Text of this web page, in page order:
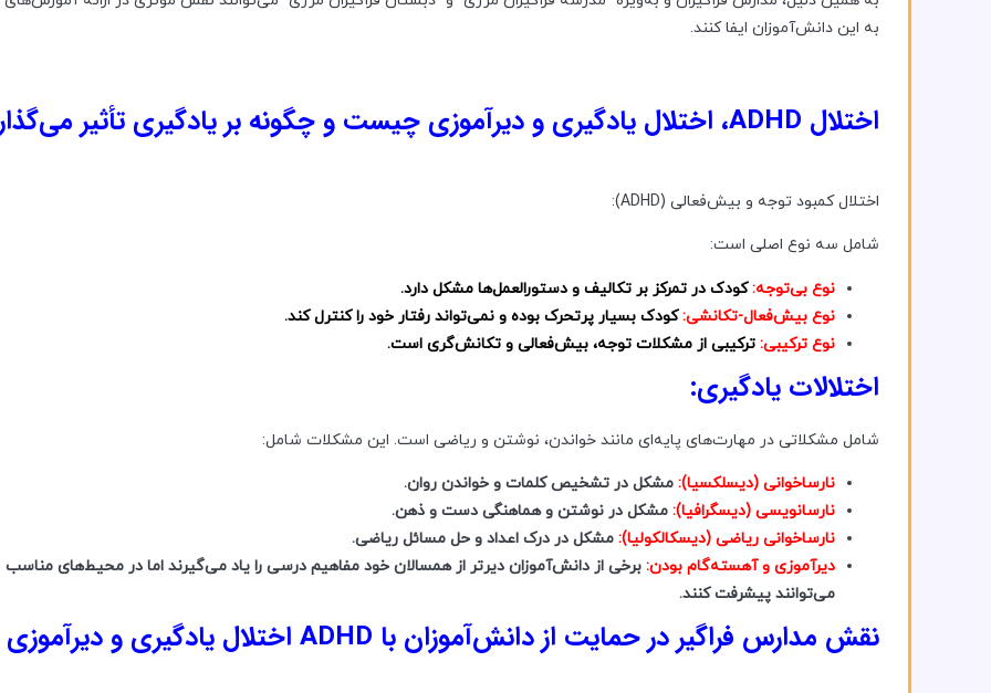
به این دانش‌آموزان ایفا کنند.
اختلال ADHD، اختلال یادگیری و دیرآموزی چیست و چگونه بر یادگیری تأثیر می‌گذارند؟
اختلال کمبود توجه و بیش‌فعالی (ADHD):
شامل سه نوع اصلی است:
نوع بی‌توجه:کودک در تمرکز بر تکالیف و دستورالعمل‌ها مشکل دارد.
نوع بیش‌فعال-تکانشی:کودک بسیار پرتحرک بوده و نمی‌تواند رفتار خود را کنترل کند.
نوع ترکیبی: ترکیبی از مشکلات توجه، بیش‌فعالی و تکانش‌گری است.
اختلالات یادگیری:
شامل مشکلاتی در مهارت‌های پایه‌ای مانند خواندن، نوشتن و ریاضی است. این مشکلات شامل:
نارساخوانی (دیسلکسیا): مشکل در تشخیص کلمات و خواندن روان.
نارسانویسی (دیسگرافیا): مشکل در نوشتن و هماهنگی دست و ذهن.
نارساخوانی ریاضی (دیسکالکولیا): مشکل در درک اعداد و حل مسائل ریاضی.
دیرآموزی و آهسته‌گام بودن: برخی از دانش‌آموزان دیرتر از همسالان خود مفاهیم درسی را یاد می‌گیرند اما در محیط‌های مناسب
می‌توانند پیشرفت کنند.
نقش مدارس فراگیر در حمایت از دانش‌آموزان با ADHD اختلال یادگیری و دیرآموزی